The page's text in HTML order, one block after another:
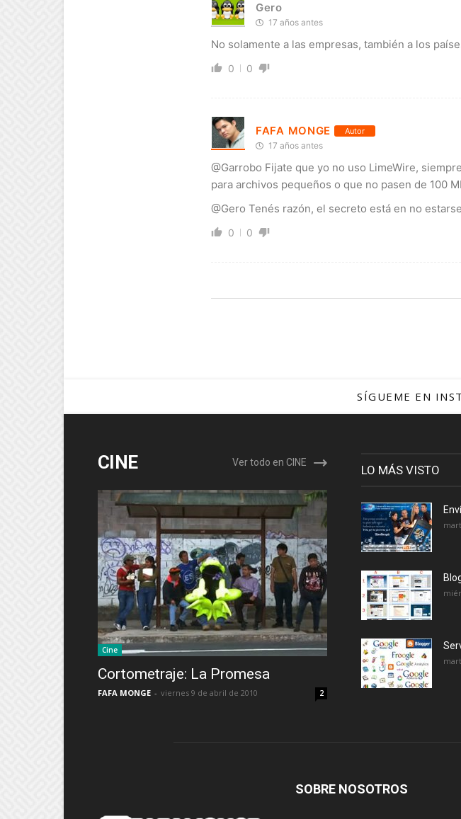
Gero
17 años antes
No solamente a las empresas, también a los
0 0
FAFA MONGE Autor
17 años antes
@Garrobo Fijate que yo no uso LimeWire,
para archivos pequeños o que no pasen de 100
@Gero Tenés razón, el secreto está en no
0 0
SÍGUEME EN
CINE Ver todo en CINE
Cine
Cortometraje: La Promesa
FAFA MONGE - viernes 9 de abril de 2010 2
LO MÁS VISTO
SOBRE NOSOTROS